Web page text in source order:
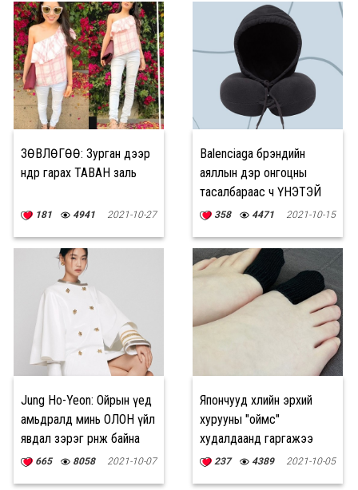
ЗӨВЛӨГӨӨ: Зурган дээр
өндөр гарах ТАВАН заль
181 4941 2021-10-27
Balenciaga брэндийн
аяллын дэр онгоцны
тасалбараас ч ҮНЭТЭЙ
358 4471 2021-10-15
Jung Ho-Yeon: Ойрын үед
амьдралд минь ОЛОН үйл
явдал зэрэг өрнөж байна
665 8058 2021-10-07
Япончууд хөлийн эрхий
хурууны "оймс"
худалдаанд гаргажээ
237 4389 2021-10-05